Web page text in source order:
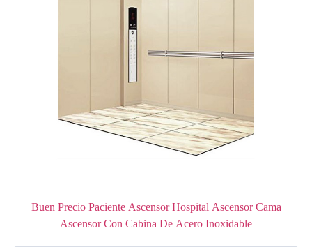
Buen Precio Paciente Ascensor Hospital Ascensor Cama
Ascensor Con Cabina De Acero Inoxidable